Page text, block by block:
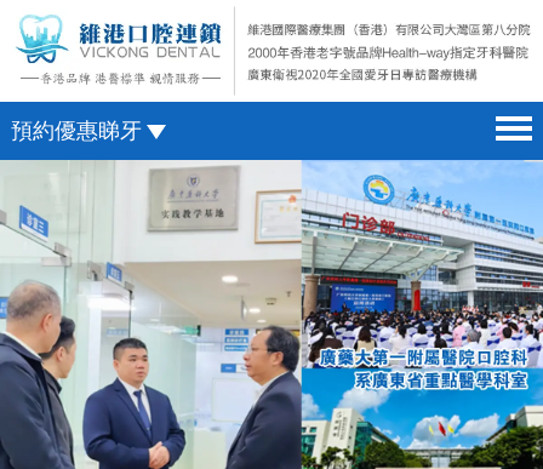
預約優惠睇牙
首頁 home page
醫院簡介 hospital introduction
醫生介紹 doctor introduction
醫療新聞 medical news
種植牙 dental implant
箍牙 orthodontics
微信預約
WhatsApp預約